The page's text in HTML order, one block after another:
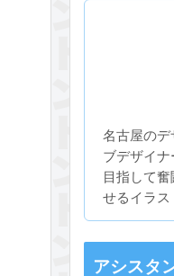
名古屋のデ
ブデザイ
目指して
せるイラス
アシスタ